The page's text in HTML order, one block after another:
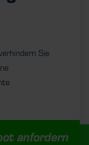
Sie
anfordern
STELLENANGEBOTE